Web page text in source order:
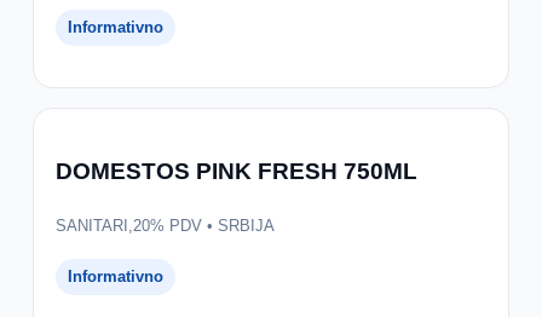
Informativno
DOMESTOS PINK FRESH 750ML
SANITARI,20% PDV • SRBIJA
Informativno